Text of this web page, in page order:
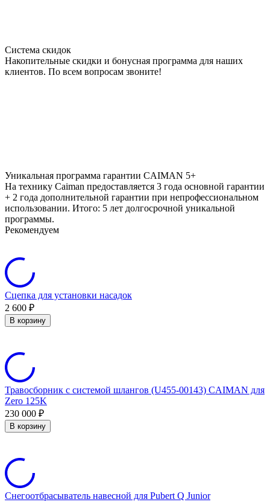
Система скидок
Накопительные скидки и бонусная программа для наших
клиентов. По всем вопросам звоните!
Уникальная программа гарантии CAIMAN 5+
На технику Caiman предоставляется 3 года основной гарантии
+ 2 года дополнительной гарантии при непрофессиональном
использовании. Итого: 5 лет долгосрочной уникальной
программы.
Рекомендуем
Сцепка для установки насадок
2 600 ₽
В корзину
Травосборник с системой шлангов (U455-00143) CAIMAN для
Zero 125K
230 000 ₽
В корзину
Снегоотбрасыватель навесной для Pubert Q Junior